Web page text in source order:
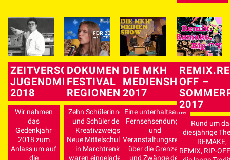
ZEITVERSCHIEBUNG –
JUGENDMEDIENPROJEKT
2018
Wir nahmen
das
Gedenkjahr
2018 zum
Anlass um auf
die
DOKUMENTATION
FESTIVAL DER
REGIONEN 2017
Zehn Schülerinnen
und Schüler des
Kreativzweigs
Neue Mittelschule 2
in Marchtrenk
waren eingeladen,
DIE MKH
MEDIENSHOW
2017
Eine unterhaltsame
Fernsehsendungs-
und
Veranstaltungsreihe
über die Grenzen
und Zwänge der
OFF –
2017
Rund um
diesjährige
REMAKE,
REMIX, RIP-